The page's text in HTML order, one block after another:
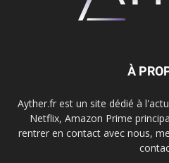
À
Ayther.fr est un site dédié à
Netflix, Amazon Prime
rentrer en contact avec nous,